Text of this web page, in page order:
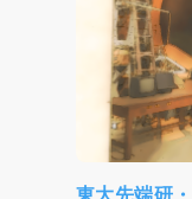
が激化する
に資源を守
す。持続可
行動を深く
められます
経済理論、ビ
効な漁業管
す。 水産物消費に目を向けると、世界では水産